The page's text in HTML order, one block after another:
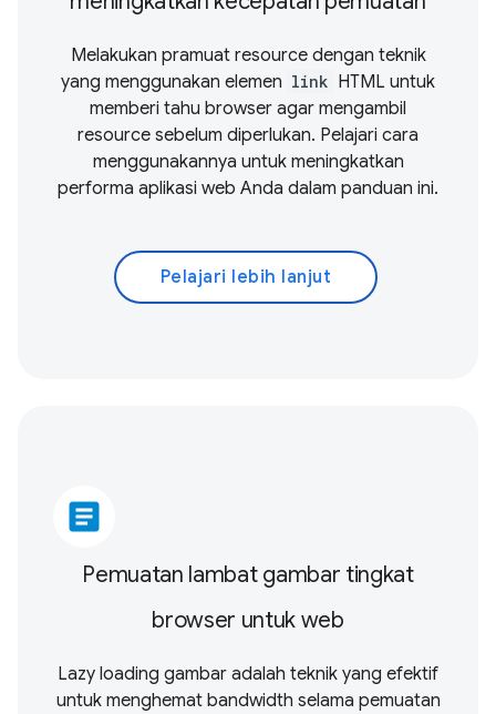
Melakukan pramuat resource dengan teknik
yang menggunakan elemen link HTML untuk
memberi tahu browser agar mengambil
resource sebelum diperlukan. Pelajari cara
menggunakannya untuk meningkatkan
performa aplikasi web Anda dalam panduan ini.
Pelajari lebih lanjut
article
Pemuatan lambat gambar tingkat
browser untuk web
Lazy loading gambar adalah teknik yang efektif
untuk menghemat bandwidth selama pemuatan